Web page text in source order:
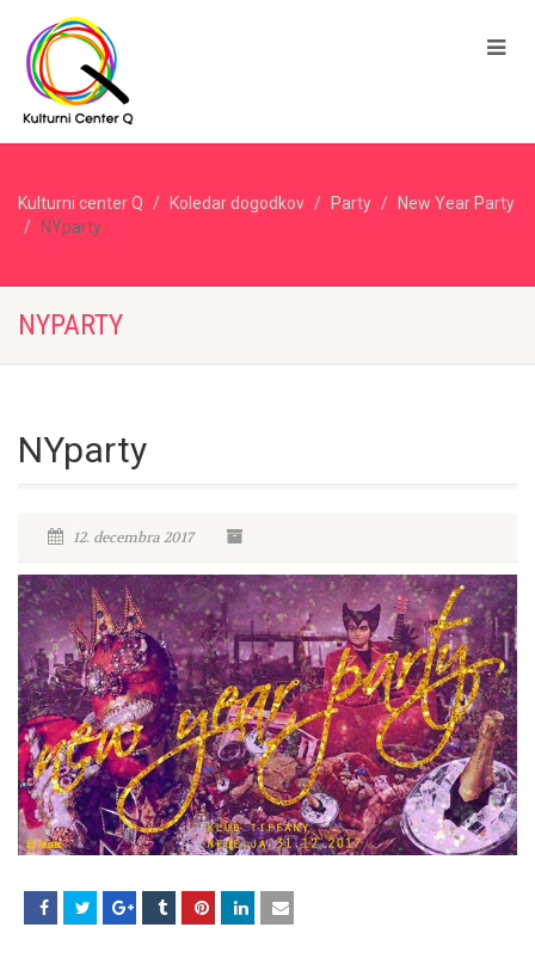
Kulturni center Q Koledar dogodkov Party
New Year Party
NYparty
NYPARTY
NYparty
12. decembra 2017